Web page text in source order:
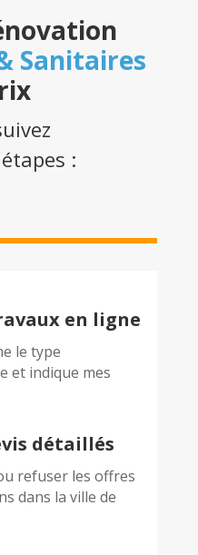
Sanitaires
:
en ligne
le type
et indique mes
détaillés
refuser les offres
dans la ville de